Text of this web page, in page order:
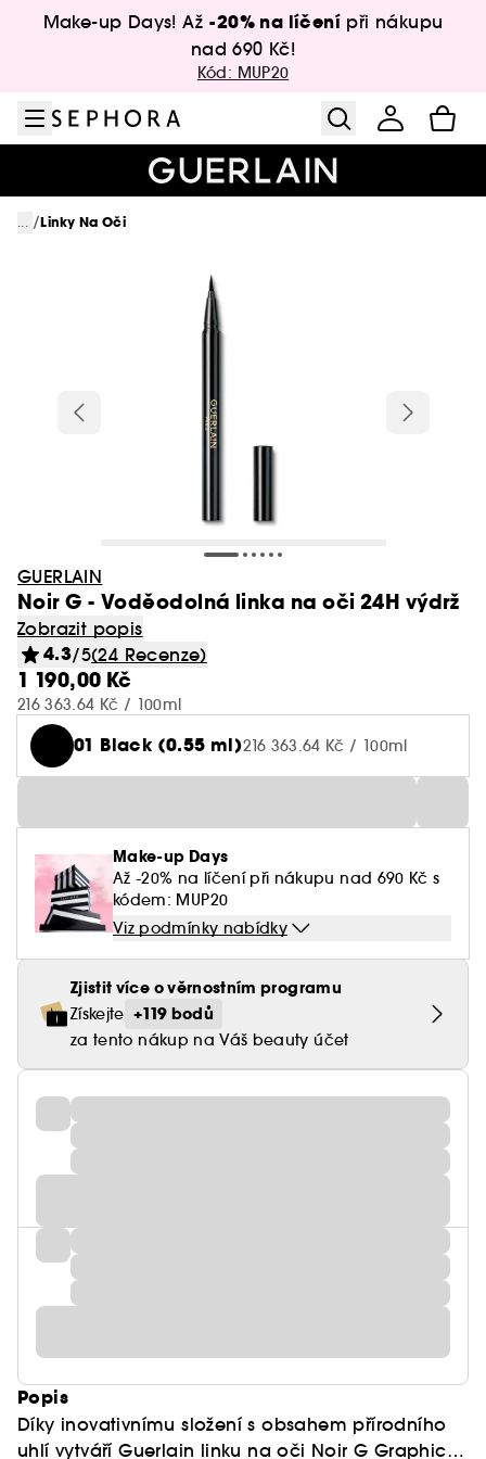
Přejít na hlavní obsah
Make-up Days! Až -20% na líčení při nákupu
nad 690 Kč!
Kód: MUP20
... /Linky Na Oči
GUERLAIN
Noir G - Voděodolná linka na oči 24H výdrž
Zobrazit popis
4.3/5(24 Recenze)
1 190,00 Kč
216 363.64 Kč / 100ml
01 Black (0.55 ml)216 363.64 Kč / 100ml
Make-up Days
Až -20% na líčení při nákupu nad 690 Kč s
kódem: MUP20
Viz podmínky nabídky
Zjistit více o věrnostním programu
Získejte +119 bodů
za tento nákup na Váš beauty účet
Popis
Díky inovativnímu složení s obsahem přírodního
uhlí vytváří Guerlain linku na oči Noir G Graphic